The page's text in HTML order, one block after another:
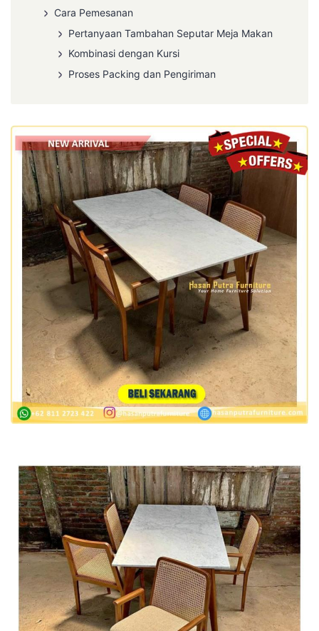
Cara Pemesanan
Pertanyaan Tambahan Seputar Meja Makan
Kombinasi dengan Kursi
Proses Packing dan Pengiriman